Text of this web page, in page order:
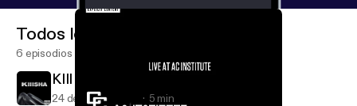
Todos los episodios
6 episodios
KIII Outtake #1 - XVideo vs. Pornhub
24 de feb de 2017 5 min